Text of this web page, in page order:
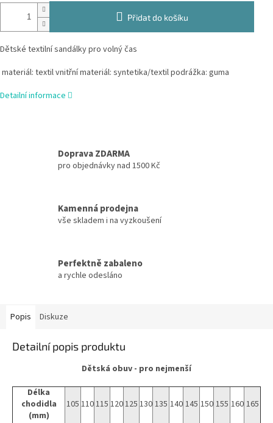
Přidat do košíku
Dětské textilní sandálky pro volný čas
materiál: textil vnitřní materiál: syntetika/textil podrážka: guma
Detailní informace
Doprava ZDARMA
pro objednávky nad 1500 Kč
Kamenná prodejna
vše skladem i na vyzkoušení
Perfektně zabaleno
a rychle odesláno
Popis Diskuze
Detailní popis produktu
Dětská obuv - pro nejmenší
Délka
chodidla
(mm)
105 110115 120125 130 135 140 145 150 155 160 165